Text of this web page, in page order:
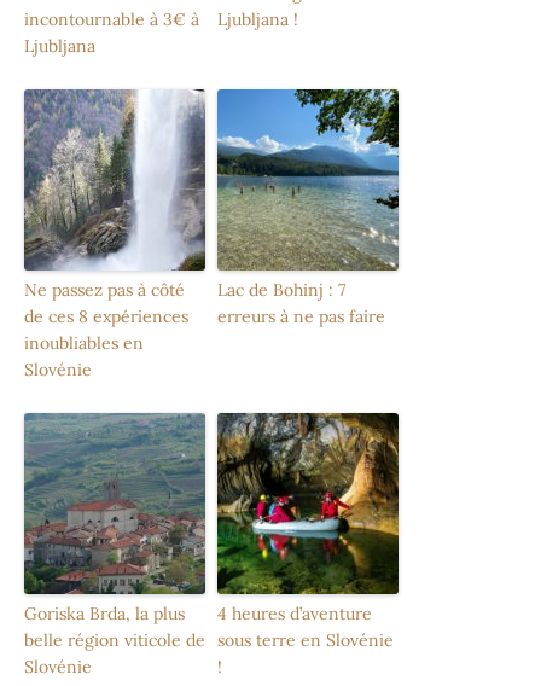
incontournable à 3€ à
Ljubljana
Ljubljana !
Ne passez pas à côté
de ces 8 expériences
inoubliables en
Slovénie
Lac de Bohinj : 7
erreurs à ne pas faire
Goriska Brda, la plus
belle région viticole de
Slovénie
4 heures d’aventure
sous terre en Slovénie
!